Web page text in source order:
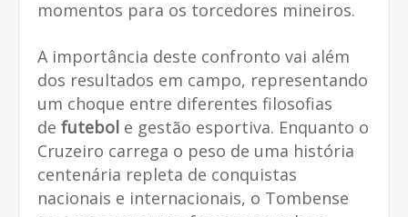
momentos para os torcedores mineiros.
A importância deste confronto vai além
dos resultados em campo, representando
um choque entre diferentes filosofias
de futebol e gestão esportiva. Enquanto o
Cruzeiro carrega o peso de uma história
centenária repleta de conquistas
nacionais e internacionais, o Tombense